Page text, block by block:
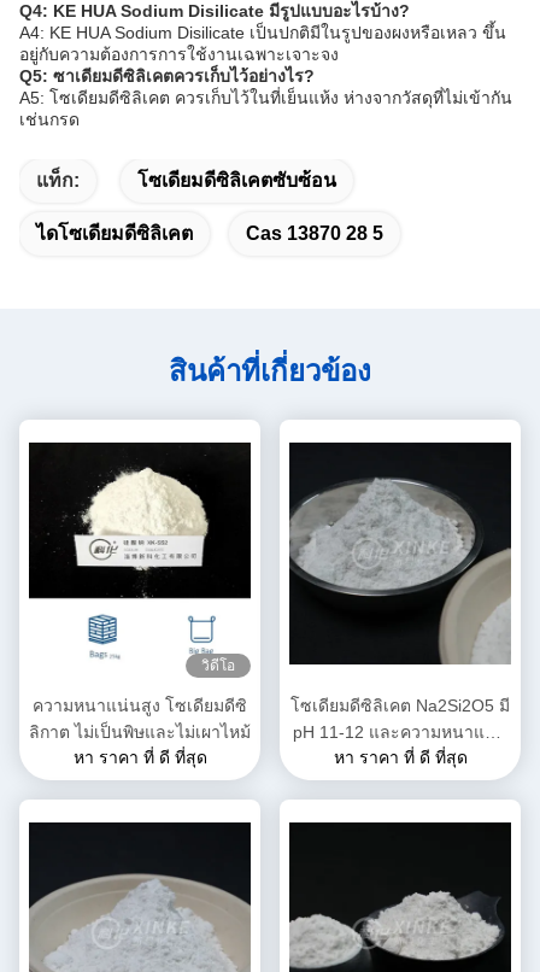
Q4: KE HUA Sodium Disilicate มีรูปแบบอะไรบ้าง?
A4: KE HUA Sodium Disilicate เป็นปกติมีในรูปของผงหรือเหลว ขึ้น
อยู่กับความต้องการการใช้งานเฉพาะเจาะจง
Q5: ซาเดียมดีซิลิเคตควรเก็บไว้อย่างไร?
A5: โซเดียมดีซิลิเคต ควรเก็บไว้ในที่เย็นแห้ง ห่างจากวัสดุที่ไม่เข้ากัน
เช่นกรด
แท็ก: โซเดียมดีซิลิเคตซับซ้อน
ไดโซเดียมดีซิลิเคต Cas 13870 28 5
สินค้าที่เกี่ยวข้อง
วิดีโอ
ความหนาแน่นสูง โซเดียมดีซิ
ลิกาต ไม่เป็นพิษและไม่เผาไหม้
หา ราคา ที่ ดี ที่สุด
โซเดียมดีซิลิเคต Na2Si2O5 มี
pH 11-12 และความหนาแน่น
2.44 G/cm3 สามารถละลาย
ในน้ําได้ดีสําหรับการใช้งาน
หา ราคา ที่ ดี ที่สุด